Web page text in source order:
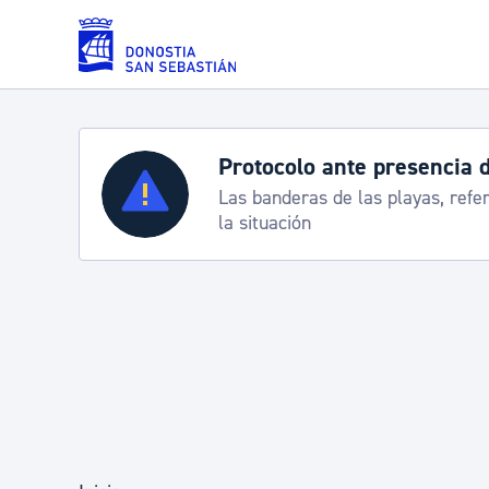
Saltar al contenido principal
Servicios
Padrón y asuntos personales
Semana Grande 2026:
8-15 agosto